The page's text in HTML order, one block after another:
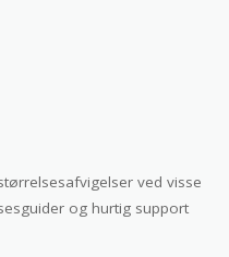
ved visse
og hurtig support